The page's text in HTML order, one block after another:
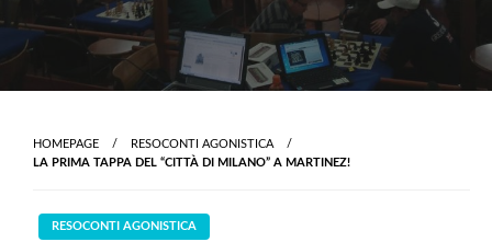
HOMEPAGE
RESOCONTI AGONISTICA
LA PRIMA TAPPA DEL “CITTÀ DI MILANO” A MARTINEZ!
RESOCONTI AGONISTICA